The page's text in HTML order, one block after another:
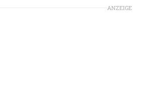
ANZEIGE